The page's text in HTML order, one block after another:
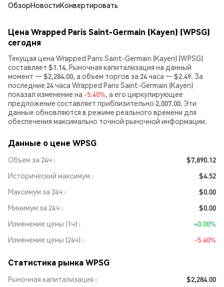
ОбзорНовостиКонвертировать
Цена Wrapped Paris Saint-Germain (Kayen) (WPSG)
сегодня
Текущая цена Wrapped Paris Saint-Germain (Kayen) (WPSG)
составляет $1.14. Рыночная капитализация на данный
момент — $2,284.00, а объем торгов за 24 часа — $2.49. За
последние 24 часа Wrapped Paris Saint-Germain (Kayen)
показал изменение на -5.40%, а его циркулирующее
предложение составляет приблизительно 2,007.00. Эти
данные обновляются в режиме реального времени для
обеспечения максимально точной рыночной информации.
Данные о цене WPSG
Объем за 24ч
$7,890.12
Исторический максимум
$4.52
Максимум за 24ч
$0.00
Минимум за 24ч
$0.00
Изменение цены (1ч)
+0.00%
Изменение цены (24ч)
-5.40%
Статистика рынка WPSG
Рыночная капитализация
$2,284.00